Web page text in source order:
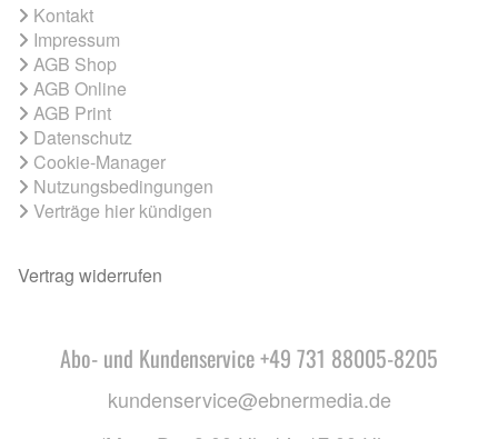
Kontakt
Impressum
AGB Shop
AGB Online
AGB Print
Datenschutz
Cookie-Manager
Nutzungsbedingungen
Verträge hier kündigen
Vertrag widerrufen
Abo- und Kundenservice +49 731 88005-8205
kundenservice@ebnermedia.de